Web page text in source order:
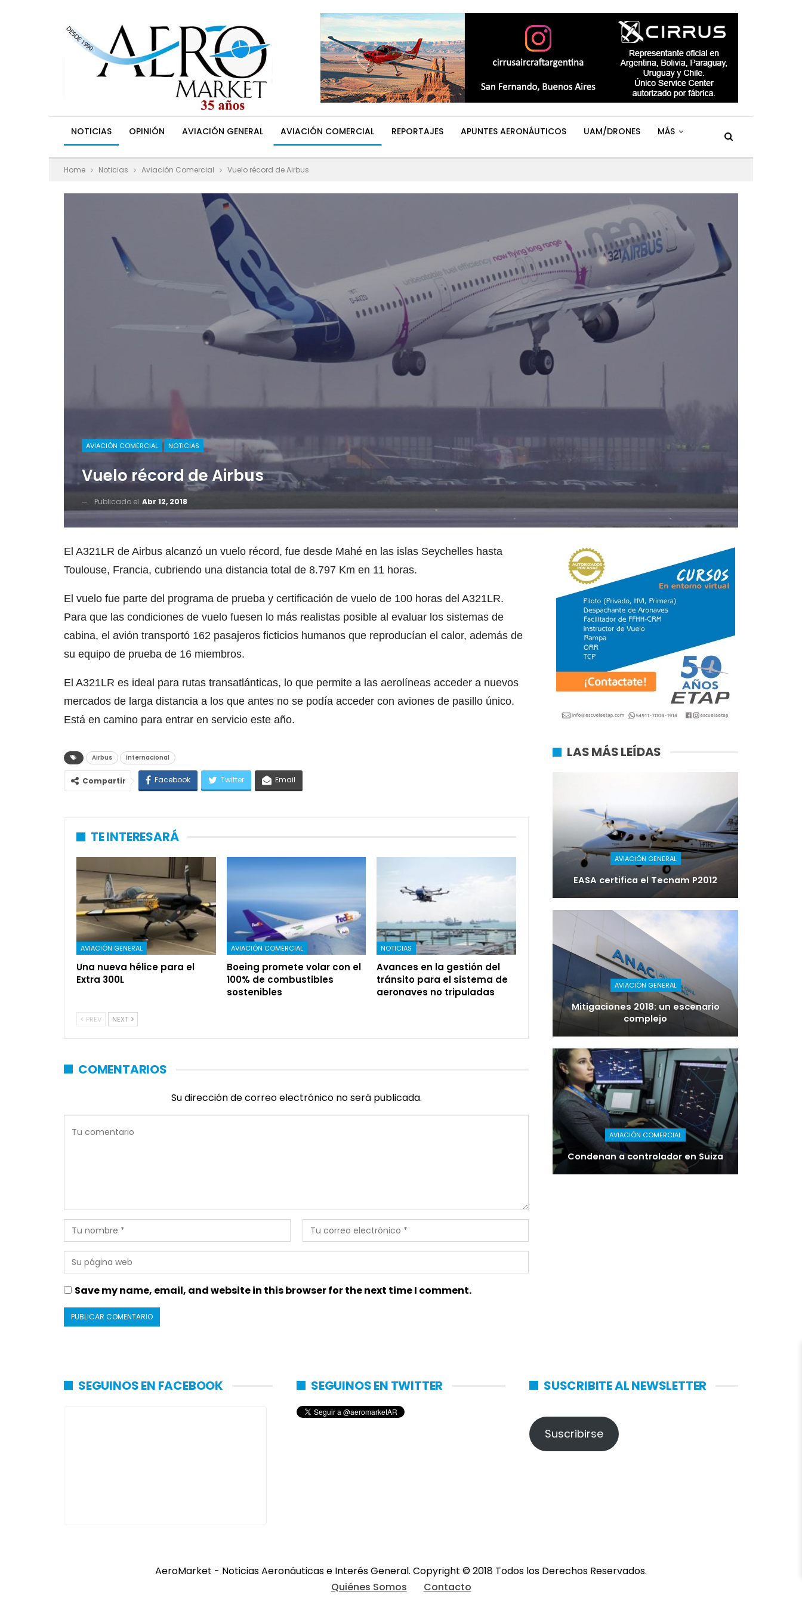
NOTICIAS OPINIÓN AVIACIÓN GENERAL AVIACIÓN COMERCIAL REPORTAJES APUNTES AERONÁUTICOS UAM/DRONES MÁS
Home Noticias Aviación Comercial Vuelo récord de Airbus
AVIACIÓN COMERCIAL NOTICIAS
Vuelo récord de Airbus
Publicado el Abr 12, 2018
El A321LR de Airbus alcanzó un vuelo récord, fue desde Mahé en las islas Seychelles hasta
Toulouse, Francia, cubriendo una distancia total de 8.797 Km en 11 horas.
El vuelo fue parte del programa de prueba y certificación de vuelo de 100 horas del A321LR.
Para que las condiciones de vuelo fuesen lo más realistas posible al evaluar los sistemas de
cabina, el avión transportó 162 pasajeros ficticios humanos que reproducían el calor, además de
su equipo de prueba de 16 miembros.
El A321LR es ideal para rutas transatlánticas, lo que permite a las aerolíneas acceder a nuevos
mercados de larga distancia a los que antes no se podía acceder con aviones de pasillo único.
Está en camino para entrar en servicio este año.
Airbus Internacional
Compartir Facebook Twitter Email
TE INTERESARÁ
AVIACIÓN GENERAL
Una nueva hélice para el
Extra 300L
AVIACIÓN COMERCIAL
Boeing promete volar con el
100% de combustibles
sostenibles
NOTICIAS
Avances en la gestión del
tránsito para el sistema de
aeronaves no tripuladas
PREV NEXT
COMENTARIOS
Su dirección de correo electrónico no será publicada.
Save my name, email, and website in this browser for the next time I comment.
LAS MÁS LEÍDAS
AVIACIÓN GENERAL
EASA certifica el Tecnam P2012
AVIACIÓN GENERAL
Mitigaciones 2018: un escenario
complejo
AVIACIÓN COMERCIAL
Condenan a controlador en Suiza
SEGUINOS EN FACEBOOK SEGUINOS EN TWITTER SUSCRIBITE AL NEWSLETTER
Suscribirse
AeroMarket - Noticias Aeronáuticas e Interés General. Copyright © 2018 Todos los Derechos Reservados.
Quiénes Somos
Contacto